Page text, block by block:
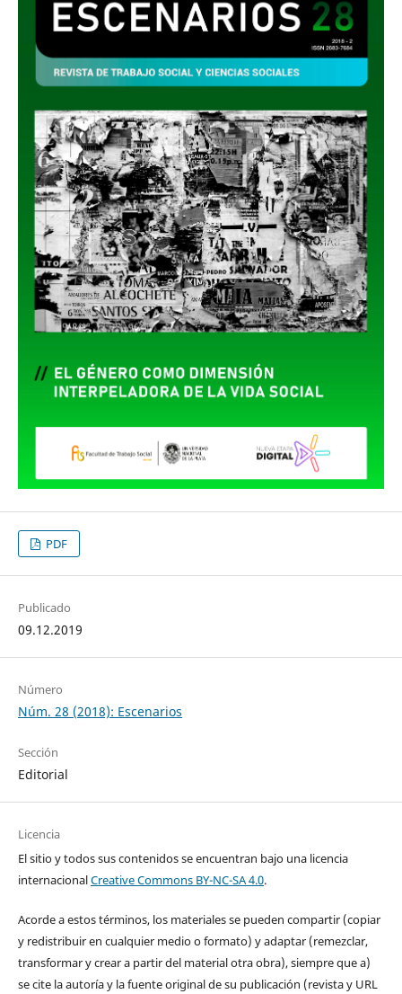
PDF
Publicado
09.12.2019
Número
Núm. 28 (2018): Escenarios
Sección
Editorial
Licencia
El sitio y todos sus contenidos se encuentran bajo una licencia
internacionalCreative Commons BY-NC-SA 4.0.
Acorde a estos términos, los materiales se pueden compartir (copiar
y redistribuir en cualquier medio o formato) y adaptar (remezclar,
transformar y crear a partir del material otra obra), siempre que a)
se cite la autoría y la fuente original de su publicación (revista y URL